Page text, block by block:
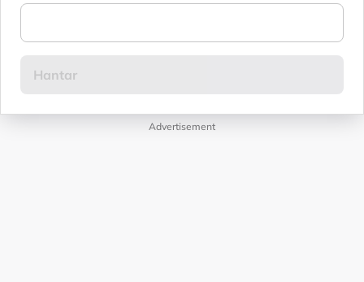
Advertisement